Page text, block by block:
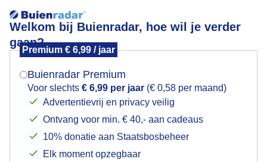
Welkom bij Buienradar, hoe wil je verder
gaan?
Premium € 6,99 / jaar
Buienradar Premium
Voor slechts € 6,99 per jaar (€ 0,58 per maand)
Advertentievrij en privacy veilig
Ontvang voor min. € 40,- aan cadeaus
10% donatie aan Staatsbosbeheer
Elk moment opzegbaar
Nestelen?
Mogen we je locatie gebruiken voor het
Indien je hier nog geen akkoord op hebt gegeven,
verschijnt er zo een pop-up uit je browser waarin